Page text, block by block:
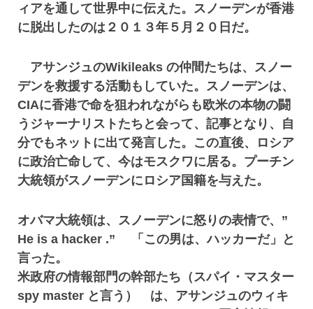
ィアを通して世界中に伝えた。スノーデンが香港
に脱出したのは２０１３年５月２０日だ。
アサンジュのWikileaks の仲間たちは、スノー
デンを救援する活動もしていた。スノーデンは、
CIAに香港で命を狙われながらも欧米の本物の闘
うジャーナリストたちと会って、記事となり、自
分でもネットに出て発言した。この直後、ロシア
に政治亡命して、今はモスクワに居る。プーチン
大統領がスノーデンにロシア国籍を与えた。
オバマ大統領は、スノーデンに怒りの表情で、”
He is a hacker .” 「この男は、ハッカーだ」と
言った。
米政府の情報部門の幹部たち（スパイ・マスター
spy master と言う） は、アサンジュのウィキ